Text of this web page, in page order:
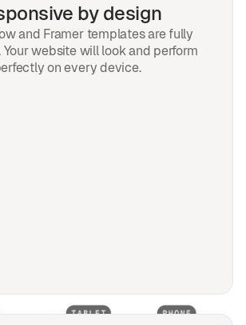
by design
and Framer templates are fully
Your website will look and perform
on every device.